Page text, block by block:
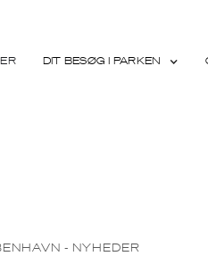
DIT BESØG I PARKEN
- NYHEDER